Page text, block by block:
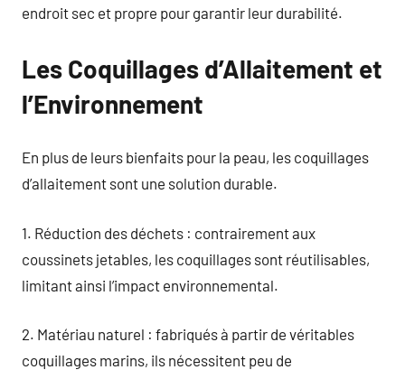
endroit sec et propre pour garantir leur durabilité.
Les Coquillages d’Allaitement et
l’Environnement
En plus de leurs bienfaits pour la peau, les coquillages
d’allaitement sont une solution durable.
1. Réduction des déchets : contrairement aux
coussinets jetables, les coquillages sont réutilisables,
limitant ainsi l’impact environnemental.
2. Matériau naturel : fabriqués à partir de véritables
coquillages marins, ils nécessitent peu de